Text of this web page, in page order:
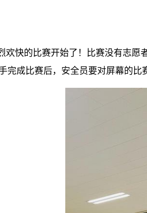
快的比赛开始了！比赛没有志愿者
成比赛后，安全员要对屏幕的比